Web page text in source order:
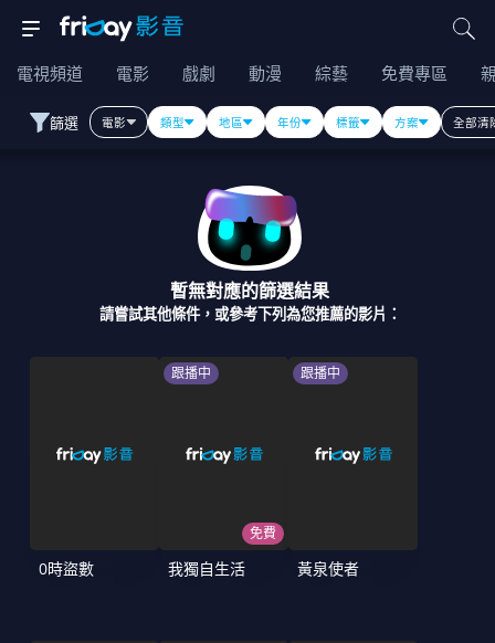
電視頻道 電影 戲劇 動漫 綜藝 免費專區
篩選 電影 類型 地區 年份 標籤 方案 全部清
暫無對應的篩選結果
請嘗試其他條件，或參考下列為您推薦的影片：
0時盜數
跟播中
免費
我獨自生活
跟播中
黃泉使者